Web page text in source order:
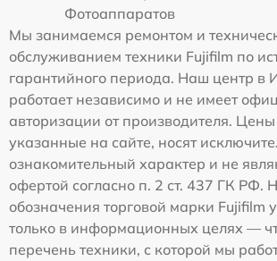
Фотоаппаратов
Мы занимаемся ремонтом и
обслуживанием техники Fujifilm по
гарантийного периода. Наш центр в
работает независимо и не имеет
авторизации от производителя.
указанные на сайте, носят
ознакомительный характер и не
офертой согласно п. 2 ст. 437 ГК РФ.
обозначения торговой марки Fujifilm
только в информационных целях —
перечень техники, с которой мы